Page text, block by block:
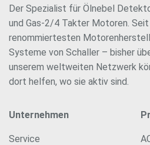
Der Spezialist für Ölnebel
und Gas-2/4 Takter Motoren.
renommiertesten
Systeme von Schaller – bisher
unserem weltweiten Netzwerk
dort helfen, wo sie aktiv sind.
Unternehmen
Service